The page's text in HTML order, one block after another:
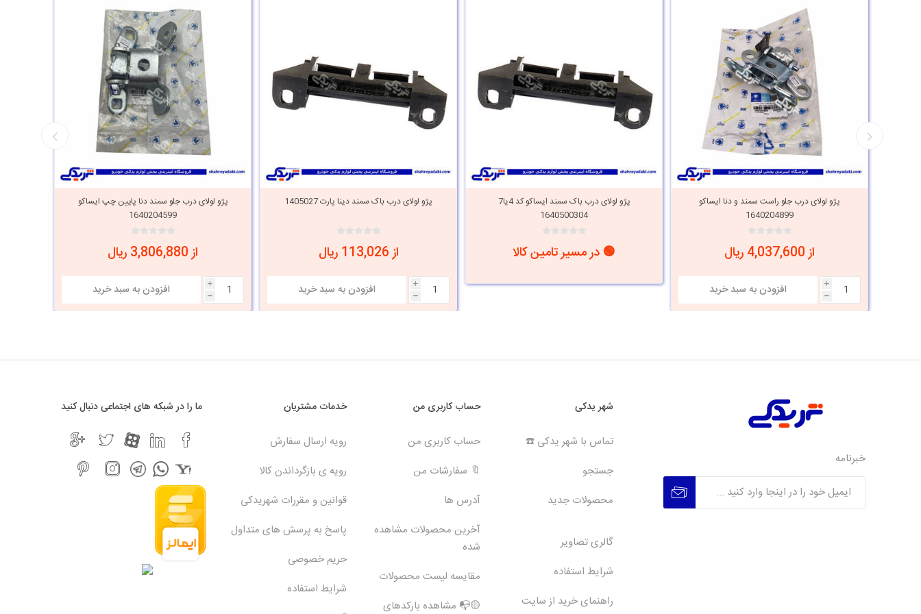
پژو لولای درب جلو راست سمند و دنا ایساکو
1640204899
از 4,037,600 ریال
i
h
پژو لولای درب باک سمند ایساکو کد 4یا7
1640500304
🟢 در مسیر تامین کالا
پژو لولای درب باک سمند دینا پارت 1405027
از 113,026 ریال
i
h
پژو لولای درب جلو سمند دنا پایین چپ ایساکو
1640204599
از 3,806,880 ریال
i
h
خبرنامه
شهر یدکی
تماس با شهر یدکی ☎️
جستجو
محصولات جدید
گالری تصاویر
شرایط استفاده
راهنمای خرید از سایت
حساب کاربری من
حساب کاربری من
🔖 سفارشات من
آدرس ها
آخرین محصولات مشاهده
شده
مقایسه لیست محصولات
🟡📭 مشاهده بارکدهای
خدمات مشتریان
رویه ارسال سفارش
رویه ی بازگرداندن کالا
قوانین و مقررات شهریدکی
پاسخ به پرسش های متداول
حریم خصوصی
شرایط استفاده
ما را در شبکه های اجتماعی دنبال کنید